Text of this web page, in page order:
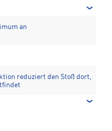
an
reduziert den Stoß dort,